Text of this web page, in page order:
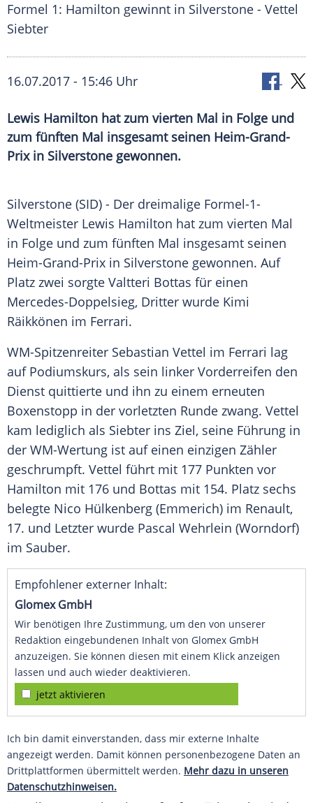
Formel 1: Hamilton gewinnt in Silverstone - Vettel
Siebter
16.07.2017 - 15:46 Uhr
Lewis Hamilton hat zum vierten Mal in Folge und
zum fünften Mal insgesamt seinen Heim-Grand-
Prix in Silverstone gewonnen.
Silverstone (SID) - Der dreimalige Formel-1-
Weltmeister Lewis Hamilton hat zum vierten Mal
in Folge und zum fünften Mal insgesamt seinen
Heim-Grand-Prix in Silverstone gewonnen. Auf
Platz zwei sorgte Valtteri Bottas für einen
Mercedes-Doppelsieg, Dritter wurde Kimi
Räikkönen im Ferrari.
WM-Spitzenreiter Sebastian Vettel im Ferrari lag
auf Podiumskurs, als sein linker Vorderreifen den
Dienst quittierte und ihn zu einem erneuten
Boxenstopp in der vorletzten Runde zwang. Vettel
kam lediglich als Siebter ins Ziel, seine Führung in
der WM-Wertung ist auf einen einzigen Zähler
geschrumpft. Vettel führt mit 177 Punkten vor
Hamilton mit 176 und Bottas mit 154. Platz sechs
belegte Nico Hülkenberg (Emmerich) im Renault,
17. und Letzter wurde Pascal Wehrlein (Worndorf)
im Sauber.
Empfohlener externer Inhalt:
Glomex GmbH
Wir benötigen Ihre Zustimmung, um den von unserer
Redaktion eingebundenen Inhalt von Glomex GmbH
anzuzeigen. Sie können diesen mit einem Klick anzeigen
lassen und auch wieder deaktivieren.
jetzt aktivieren
Ich bin damit einverstanden, dass mir externe Inhalte
angezeigt werden. Damit können personenbezogene Daten an
Drittplattformen übermittelt werden. Mehr dazu in unseren
Datenschutzhinweisen.